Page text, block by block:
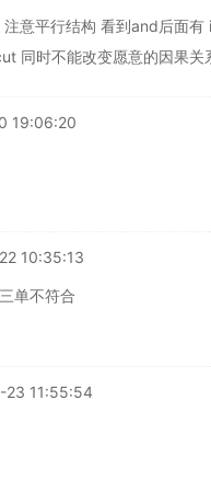
意平行结构 看到and后面
同时不能改变愿意的因果关
19:06:20
10:35:13
单不符合
23 11:55:54